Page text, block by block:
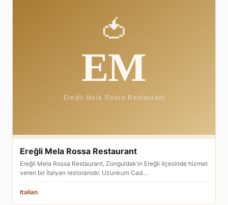
Ereğli Mela Rossa Restaurant
Ereğli Mela Rossa Restaurant, Zonguldak’ın Ereğli ilçesinde hizmet
veren bir İtalyan restoranıdır. Uzunkum Cad…
Italian